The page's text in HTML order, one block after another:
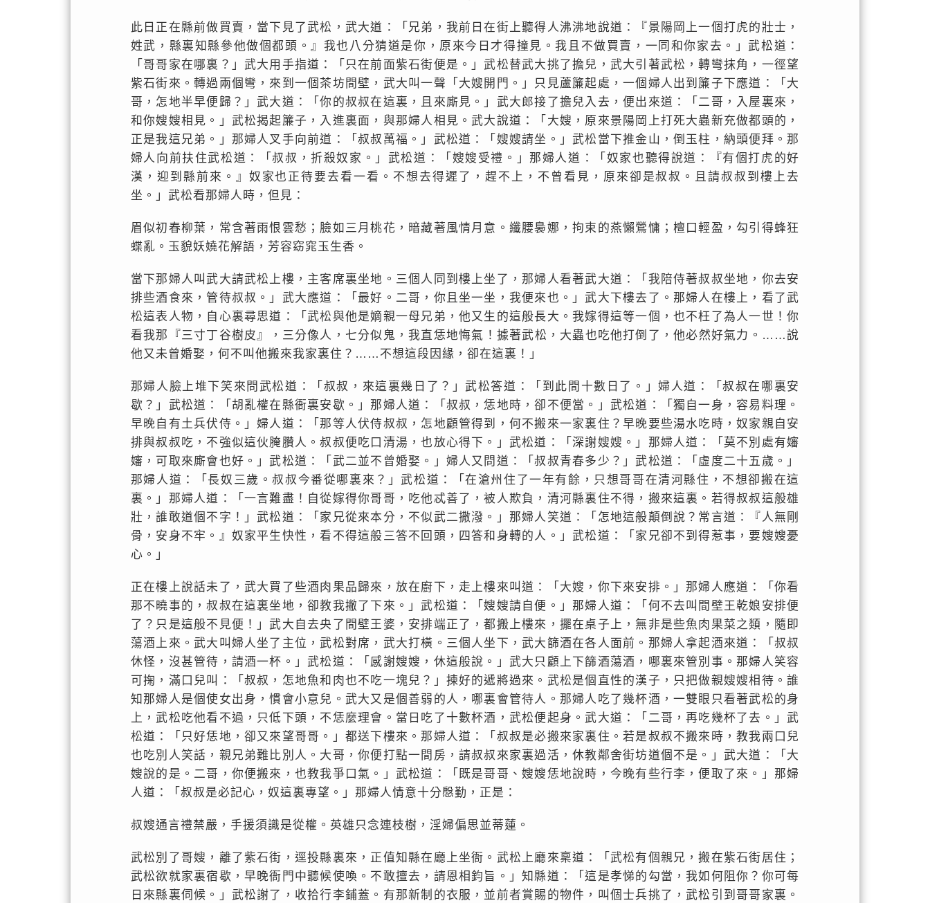
此日正在縣前做買賣，當下見了武松，武大道：「兄弟，我前日在街上聽得人沸沸地說道：『景陽岡上一個打虎的壯士，
姓武，縣裏知縣參他做個都頭。』我也八分猜道是你，原來今日才得撞見。我且不做買賣，一同和你家去。」武松道：
「哥哥家在哪裏？」武大用手指道：「只在前面紫石街便是。」武松替武大挑了擔兒，武大引著武松，轉彎抹角，一徑望
紫石街來。轉過兩個彎，來到一個茶坊間壁，武大叫一聲「大嫂開門。」只見蘆簾起處，一個婦人出到簾子下應道：「大
哥，怎地半早便歸？」武大道：「你的叔叔在這裏，且來廝見。」武大郎接了擔兒入去，便出來道：「二哥，入屋裏來，
和你嫂嫂相見。」武松揭起簾子，入進裏面，與那婦人相見。武大說道：「大嫂，原來景陽岡上打死大蟲新充做都頭的，
正是我這兄弟。」那婦人叉手向前道：「叔叔萬福。」武松道：「嫂嫂請坐。」武松當下推金山，倒玉柱，納頭便拜。那
婦人向前扶住武松道：「叔叔，折殺奴家。」武松道：「嫂嫂受禮。」那婦人道：「奴家也聽得說道：『有個打虎的好
漢，迎到縣前來。』奴家也正待要去看一看。不想去得遲了，趕不上，不曾看見，原來卻是叔叔。且請叔叔到樓上去
坐。」武松看那婦人時，但見：
眉似初春柳葉，常含著雨恨雲愁；臉如三月桃花，暗藏著風情月意。纖腰裊娜，拘束的燕懶鶯慵；檀口輕盈，勾引得蜂狂
蝶亂。玉貌妖嬈花解語，芳容窈窕玉生香。
當下那婦人叫武大請武松上樓，主客席裏坐地。三個人同到樓上坐了，那婦人看著武大道：「我陪侍著叔叔坐地，你去安
排些酒食來，管待叔叔。」武大應道：「最好。二哥，你且坐一坐，我便來也。」武大下樓去了。那婦人在樓上，看了武
松這表人物，自心裏尋思道：「武松與他是嫡親一母兄弟，他又生的這般長大。我嫁得這等一個，也不枉了為人一世！你
看我那『三寸丁谷樹皮』，三分像人，七分似鬼，我直恁地悔氣！據著武松，大蟲也吃他打倒了，他必然好氣力。……說
他又未曾婚娶，何不叫他搬來我家裏住？……不想這段因緣，卻在這裏！」
那婦人臉上堆下笑來問武松道：「叔叔，來這裏幾日了？」武松答道：「到此間十數日了。」婦人道：「叔叔在哪裏安
歇？」武松道：「胡亂權在縣衙裏安歇。」那婦人道：「叔叔，恁地時，卻不便當。」武松道：「獨自一身，容易料理。
早晚自有土兵伏侍。」婦人道：「那等人伏侍叔叔，怎地顧管得到，何不搬來一家裏住？早晚要些湯水吃時，奴家親自安
排與叔叔吃，不強似這伙腌臢人。叔叔便吃口清湯，也放心得下。」武松道：「深謝嫂嫂。」那婦人道：「莫不別處有嬸
嬸，可取來廝會也好。」武松道：「武二並不曾婚娶。」婦人又問道：「叔叔青春多少？」武松道：「虛度二十五歲。」
那婦人道：「長奴三歲。叔叔今番從哪裏來？」武松道：「在滄州住了一年有餘，只想哥哥在清河縣住，不想卻搬在這
裏。」那婦人道：「一言難盡！自從嫁得你哥哥，吃他忒善了，被人欺負，清河縣裏住不得，搬來這裏。若得叔叔這般雄
壯，誰敢道個不字！」武松道：「家兄從來本分，不似武二撒潑。」那婦人笑道：「怎地這般顛倒說？常言道：『人無剛
骨，安身不牢。』奴家平生快性，看不得這般三答不回頭，四答和身轉的人。」武松道：「家兄卻不到得惹事，要嫂嫂憂
心。」
正在樓上說話未了，武大買了些酒肉果品歸來，放在廚下，走上樓來叫道：「大嫂，你下來安排。」那婦人應道：「你看
那不曉事的，叔叔在這裏坐地，卻教我撇了下來。」武松道：「嫂嫂請自便。」那婦人道：「何不去叫間壁王乾娘安排便
了？只是這般不見便！」武大自去央了間壁王婆，安排端正了，都搬上樓來，擺在桌子上，無非是些魚肉果菜之類，隨即
蕩酒上來。武大叫婦人坐了主位，武松對席，武大打橫。三個人坐下，武大篩酒在各人面前。那婦人拿起酒來道：「叔叔
休怪，沒甚管待，請酒一杯。」武松道：「感謝嫂嫂，休這般說。」武大只顧上下篩酒蕩酒，哪裏來管別事。那婦人笑容
可掬，滿口兒叫：「叔叔，怎地魚和肉也不吃一塊兒？」揀好的遞將過來。武松是個直性的漢子，只把做親嫂嫂相待。誰
知那婦人是個使女出身，慣會小意兒。武大又是個善弱的人，哪裏會管待人。那婦人吃了幾杯酒，一雙眼只看著武松的身
上，武松吃他看不過，只低下頭，不恁麼理會。當日吃了十數杯酒，武松便起身。武大道：「二哥，再吃幾杯了去。」武
松道：「只好恁地，卻又來望哥哥。」都送下樓來。那婦人道：「叔叔是必搬來家裏住。若是叔叔不搬來時，教我兩口兒
也吃別人笑話，親兄弟難比別人。大哥，你便打點一間房，請叔叔來家裏過活，休教鄰舍街坊道個不是。」武大道：「大
嫂說的是。二哥，你便搬來，也教我爭口氣。」武松道：「既是哥哥、嫂嫂恁地說時，今晚有些行李，便取了來。」那婦
人道：「叔叔是必記心，奴這裏專望。」那婦人情意十分慇勤，正是：
叔嫂通言禮禁嚴，手援須識是從權。英雄只念連枝樹，淫婦偏思並蒂蓮。
武松別了哥嫂，離了紫石街，逕投縣裏來，正值知縣在廳上坐衙。武松上廳來稟道：「武松有個親兄，搬在紫石街居住；
武松欲就家裏宿歇，早晚衙門中聽候使喚。不敢擅去，請恩相鈞旨。」知縣道：「這是孝悌的勾當，我如何阻你？你可每
日來縣裏伺候。」武松謝了，收拾行李鋪蓋。有那新制的衣服，並前者賞賜的物件，叫個士兵挑了，武松引到哥哥家裏。